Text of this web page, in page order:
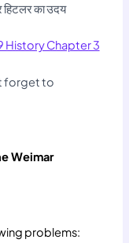
हिटलर का उदय
History Chapter 3
forget to
Weimar
problems: